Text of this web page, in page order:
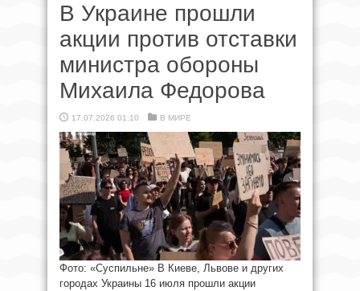
В Украине прошли
акции против отставки
министра обороны
Михаила Федорова
17.07.2026 01:10 В МИРЕ
Фото: «Суспильне» В Киеве, Львове и других
городах Украины 16 июля прошли акции